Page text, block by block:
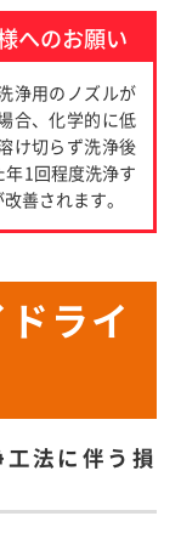
へのお願い
浄用のノズルが
合、化学的に低
け切らず洗浄後
1回程度洗浄す
善されます。
ライ
法に伴う損